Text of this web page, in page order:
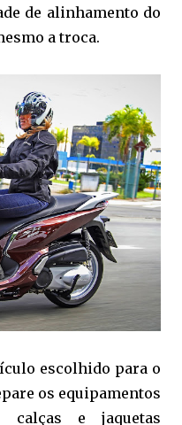
de alinhamento do
a troca.
escolhido para o
os equipamentos
calças e jaquetas